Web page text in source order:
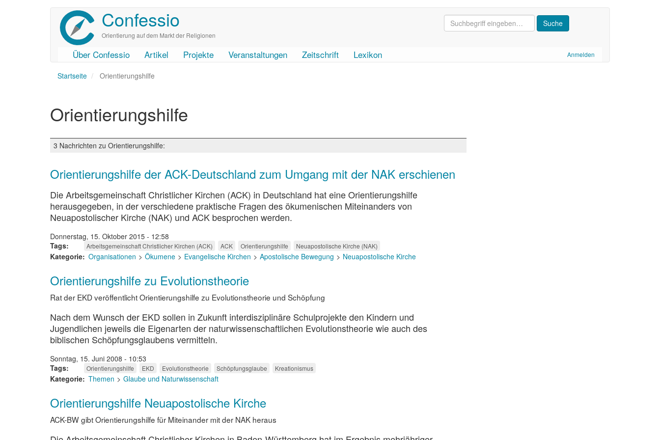
Confessio
Orientierung auf dem Markt der Religionen
User
account
Anmelden
Main
navigation
Über Confessio Artikel Projekte Veranstaltungen Zeitschrift Lexikon
Startseite Orientierungshilfe
Orientierungshilfe
3 Nachrichten zu Orientierungshilfe:
Orientierungshilfe der ACK-Deutschland zum Umgang mit der NAK erschienen
Die Arbeitsgemeinschaft Christlicher Kirchen (ACK) in Deutschland hat eine Orientierungshilfe
herausgegeben, in der verschiedene praktische Fragen des ökumenischen Miteinanders von
Neuapostolischer Kirche (NAK) und ACK besprochen werden.
Donnerstag, 15. Oktober 2015 - 12:58
Tags
Arbeitsgemeinschaft Christlicher Kirchen (ACK) ACK Orientierungshilfe Neuapostolische Kirche (NAK)
Kategorie Organisationen Ökumene Evangelische Kirchen Apostolische Bewegung Neuapostolische Kirche
Orientierungshilfe zu Evolutionstheorie
Rat der EKD veröffentlicht Orientierungshilfe zu Evolutionstheorie und Schöpfung
Nach dem Wunsch der EKD sollen in Zukunft interdisziplinäre Schulprojekte den Kindern und
Jugendlichen jeweils die Eigenarten der naturwissenschaftlichen Evolutionstheorie wie auch des
biblischen Schöpfungsglaubens vermitteln.
Sonntag, 15. Juni 2008 - 10:53
Tags
Orientierungshilfe EKD Evolutionstheorie Schöpfungsglaube Kreationismus
Kategorie Themen Glaube und Naturwissenschaft
Orientierungshilfe Neuapostolische Kirche
ACK-BW gibt Orientierungshilfe für Miteinander mit der NAK heraus